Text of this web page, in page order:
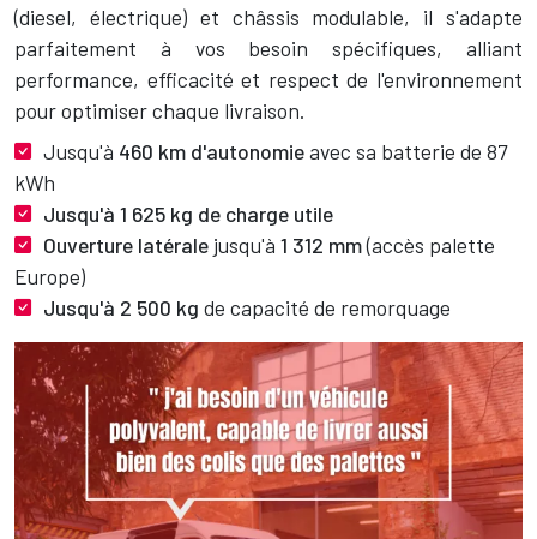
(diesel, électrique) et châssis modulable, il s'adapte
parfaitement à vos besoin spécifiques, alliant
performance, efficacité et respect de l'environnement
pour optimiser chaque livraison.
Jusqu'à 460 km d'autonomieavec sa batterie de 87
kWh
Jusqu'à 1 625 kg de charge utile
Ouverture latérale jusqu'à 1 312 mm(accès palette
Europe)
Jusqu'à 2 500 kg de capacité de remorquage
Image